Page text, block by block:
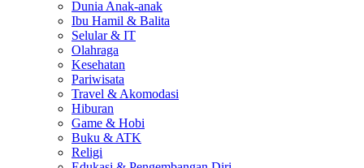
Dunia Anak-anak
Ibu Hamil & Balita
Selular & IT
Olahraga
Kesehatan
Pariwisata
Travel & Akomodasi
Hiburan
Game & Hobi
Buku & ATK
Religi